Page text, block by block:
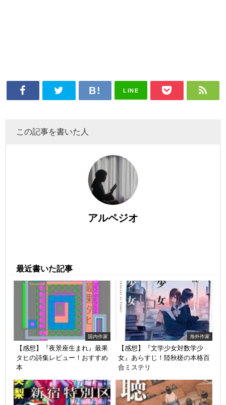
LINE
この記事を書いた人
アルペジオ
最近書いた記事
国内作家
【感想】『夜景座生まれ』最果
タヒの詩集レビュー！おすすめ
本
海外作家
【感想】『文学少女対数学少
女』あらすじ！陸秋槎の本格百
合ミステリ